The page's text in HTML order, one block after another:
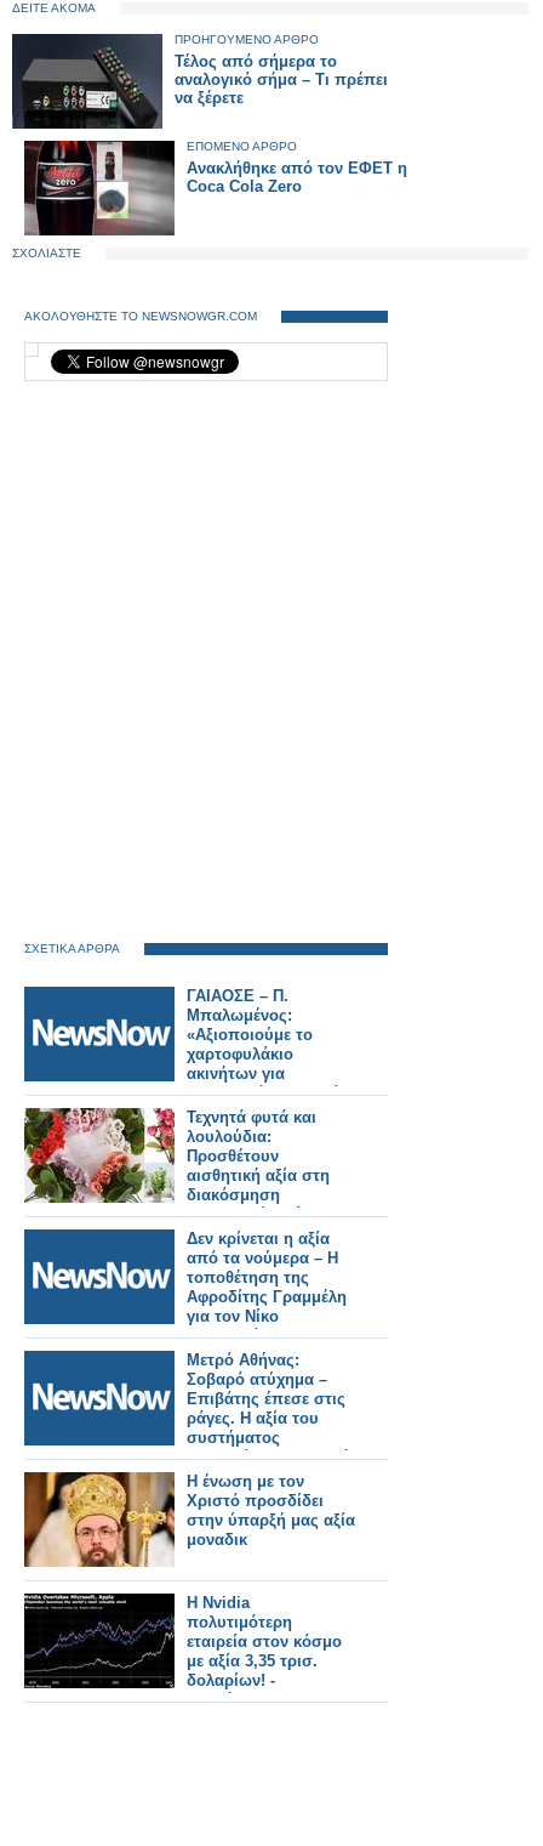
ΔΕΙΤΕ ΑΚΟΜΑ
ΠΡΟΗΓΟΥΜΕΝΟ ΑΡΘΡΟ
Τέλος από σήμερα το
αναλογικό σήμα – Τι πρέπει
να ξέρετε
ΕΠΟΜΕΝΟ ΑΡΘΡΟ
Ανακλήθηκε από τον ΕΦΕΤ η
Coca Cola Zero
ΣΧΟΛΙΑΣΤΕ
ΑΚΟΛΟΥΘΗΣΤΕ ΤΟ NEWSNOWGR.COM
ΣΧΕΤΙΚΑ ΑΡΘΡΑ
ΓΑΙΑΟΣΕ – Π.
Μπαλωμένος:
«Αξιοποιούμε το
χαρτοφυλάκιο
ακινήτων για
μακροπρόθεσμη αξία
στην οικονομία και
τους πολίτες»
Τεχνητά φυτά και
λουλούδια:
Προσθέτουν
αισθητική αξία στη
διακόσμηση
εσωτερικών χώρων;
Δεν κρίνεται η αξία
από τα νούμερα – Η
τοποθέτηση της
Αφροδίτης Γραμμέλη
για τον Νίκο
Μουτσινά
Μετρό Αθήνας:
Σοβαρό ατύχημα –
Επιβάτης έπεσε στις
ράγες. Η αξία του
συστήματος
ασφαλείας του Μετρό
Θεσσαλονίκης
Η ένωση με τον
Χριστό προσδίδει
στην ύπαρξή μας αξία
μοναδικ
Η Nvidia
πολυτιμότερη
εταιρεία στον κόσμο
με αξία 3,35 τρισ.
δολαρίων! -
Εκθρόνισε τη